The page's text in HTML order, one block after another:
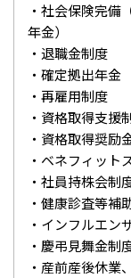
・社会保険完備
年金）
・退職金制度
・確定拠出年金
・再雇用制度
・資格取得支援
・資格取得奨励
・ベネフィット
・社員持株会制
・健康診査等補
・インフルエン
・慶弔見舞金制
・産前産後休業